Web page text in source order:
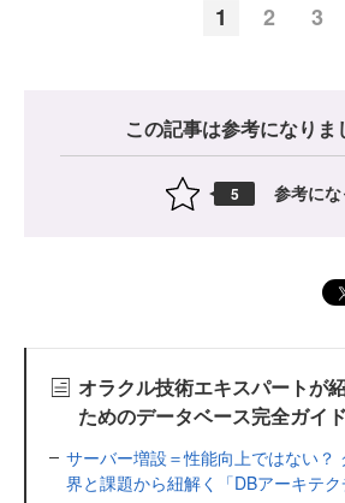
1 2 3
この記事は参考になりま
5 参考に
オラクル技術エキスパートが
ためのデータベース完全ガイ
サーバー増設＝性能向上ではない？
界と課題から紐解く「DBアーキテク